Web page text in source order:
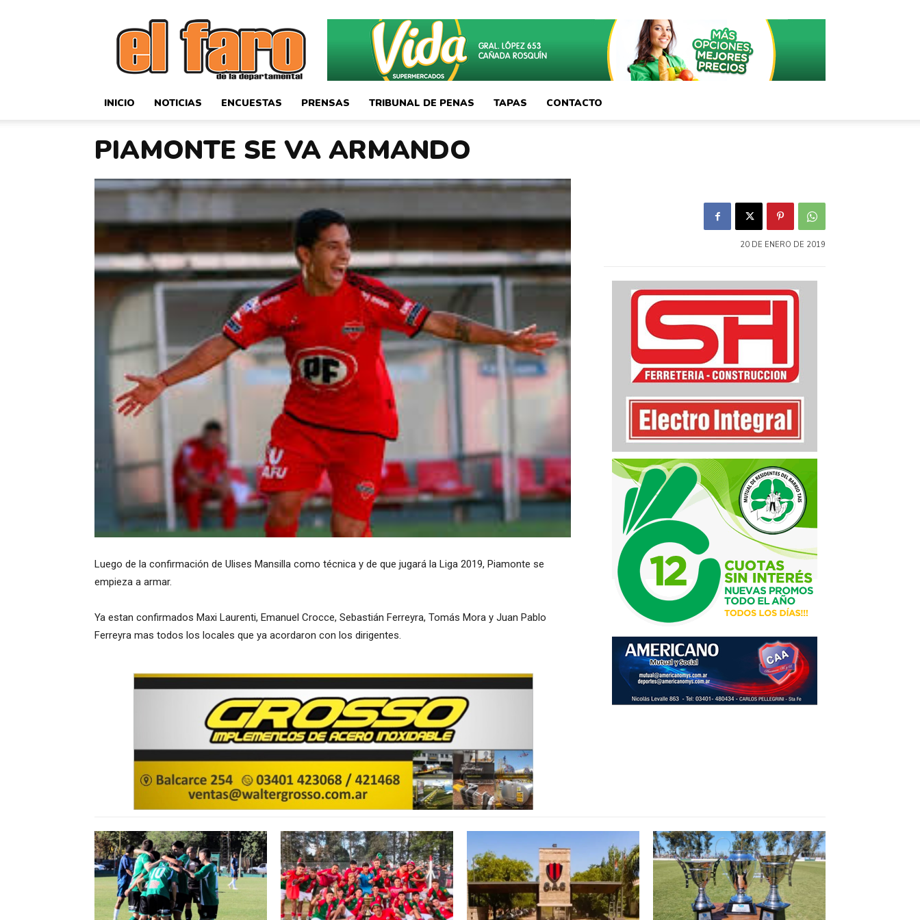
El
Faro
Deportivo
INICIO NOTICIAS ENCUESTAS PRENSAS TRIBUNAL DE PENAS TAPAS CONTACTO
PIAMONTE SE VA ARMANDO
Luego de la confirmación de Ulises Mansilla como técnica y de que jugará la Liga 2019, Piamonte se
empieza a armar.
Ya estan confirmados Maxi Laurenti, Emanuel Crocce, Sebastián Ferreyra, Tomás Mora y Juan Pablo
Ferreyra mas todos los locales que ya acordaron con los dirigentes.
20 DE ENERO DE 2019